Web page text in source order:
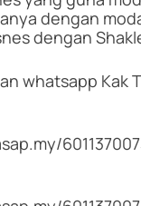
dengan
dengan
whatsapp Kak